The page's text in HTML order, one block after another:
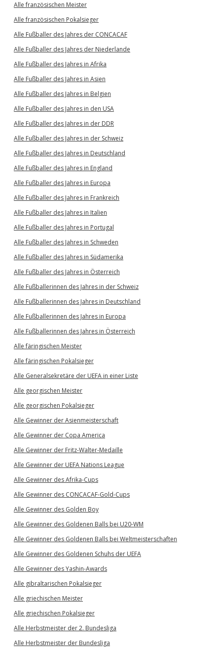
Alle französischen Meister
Alle französischen Pokalsieger
Alle Fußballer des Jahres der CONCACAF
Alle Fußballer des Jahres der Niederlande
Alle Fußballer des Jahres in Afrika
Alle Fußballer des Jahres in Asien
Alle Fußballer des Jahres in Belgien
Alle Fußballer des Jahres in den USA
Alle Fußballer des Jahres in der DDR
Alle Fußballer des Jahres in der Schweiz
Alle Fußballer des Jahres in Deutschland
Alle Fußballer des Jahres in England
Alle Fußballer des Jahres in Europa
Alle Fußballer des Jahres in Frankreich
Alle Fußballer des Jahres in Italien
Alle Fußballer des Jahres in Portugal
Alle Fußballer des Jahres in Schweden
Alle Fußballer des Jahres in Südamerika
Alle Fußballer des Jahres in Österreich
Alle Fußballerinnen des Jahres in der Schweiz
Alle Fußballerinnen des Jahres in Deutschland
Alle Fußballerinnen des Jahres in Europa
Alle Fußballerinnen des Jahres in Österreich
Alle färingischen Meister
Alle färingischen Pokalsieger
Alle Generalsekretäre der UEFA in einer Liste
Alle georgischen Meister
Alle georgischen Pokalsieger
Alle Gewinner der Asienmeisterschaft
Alle Gewinner der Copa America
Alle Gewinner der Fritz-Walter-Medaille
Alle Gewinner der UEFA Nations League
Alle Gewinner des Afrika-Cups
Alle Gewinner des CONCACAF-Gold-Cups
Alle Gewinner des Golden Boy
Alle Gewinner des Goldenen Balls bei U20-WM
Alle Gewinner des Goldenen Balls bei Weltmeisterschaften
Alle Gewinner des Goldenen Schuhs der UEFA
Alle Gewinner des Yashin-Awards
Alle gibraltarischen Pokalsieger
Alle griechischen Meister
Alle griechischen Pokalsieger
Alle Herbstmeister der 2. Bundesliga
Alle Herbstmeister der Bundesliga